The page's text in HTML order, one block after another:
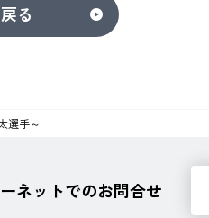
る
選手～
ネットでのお問合せ